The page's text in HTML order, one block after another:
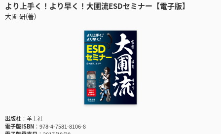
より上手く！より早く！大圃流ESDセミナー【電子版】
大圃 研(著)
出版社
羊土社
電子版ISBN
978-4-7581-8106-8